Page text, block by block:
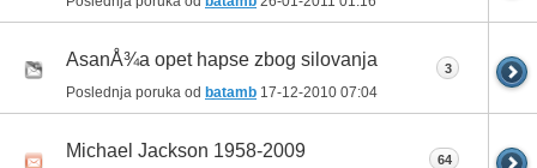
AsanÅ¾a opet hapse zbog silovanja
Poslednja poruka od batamb 17-12-2010 07:04
3
Michael Jackson 1958-2009 64